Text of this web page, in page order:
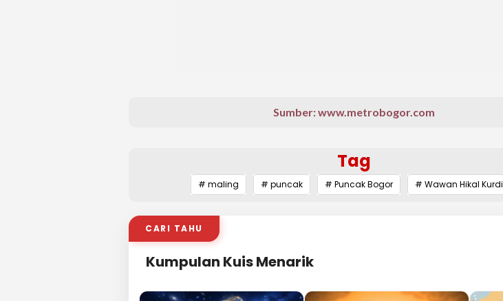
Sumber: www.metrobogor.com
Tag
# maling # puncak # Puncak Bogor # Wawan Hikal Kurdi
CARI TAHU
Kumpulan Kuis Menarik